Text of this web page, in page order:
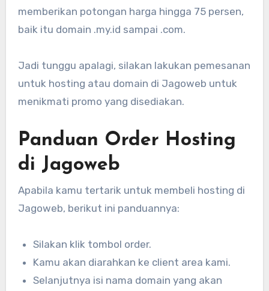
memberikan potongan harga hingga 75 persen,
baik itu domain .my.id sampai .com.
Jadi tunggu apalagi, silakan lakukan pemesanan
untuk hosting atau domain di Jagoweb untuk
menikmati promo yang disediakan.
Panduan Order Hosting
di Jagoweb
Apabila kamu tertarik untuk membeli hosting di
Jagoweb, berikut ini panduannya:
Silakan klik tombol order.
Kamu akan diarahkan ke client area kami.
Selanjutnya isi nama domain yang akan